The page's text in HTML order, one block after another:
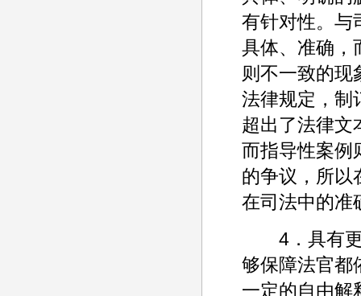
有针对性。与
具体、准确，
则不一致的现
法律规定，制
超出了法律文
而指导性案例
的争议，所以
在司法中的准
4．具有更
够保障法官都
一定的自由解